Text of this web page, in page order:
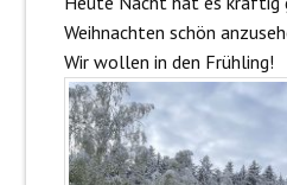
Weihnachten schön
Wir wollen in den Frühling!